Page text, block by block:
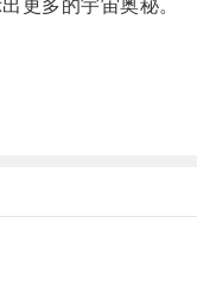
更多的宇宙奥秘。